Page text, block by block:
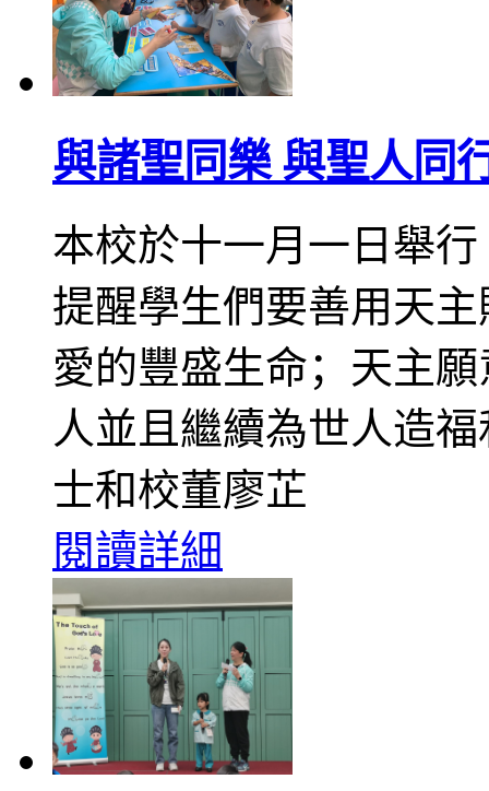
與諸聖同樂 與聖人同
本校於十一月一日舉
提醒學生們要善用天
愛的豐盛生命；天主
人並且繼續為世人造
士和校董廖芷
閱讀詳細